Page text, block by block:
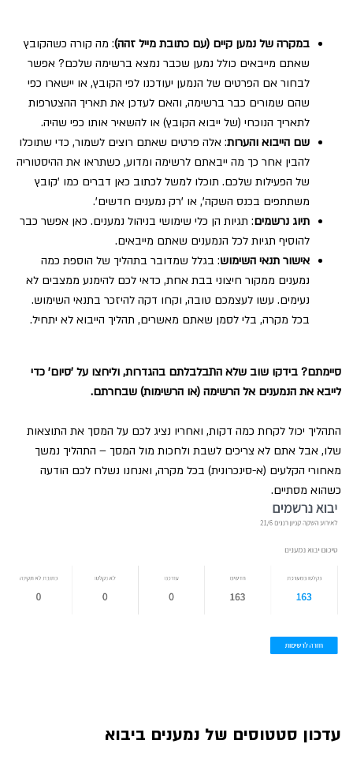
במקרה של נמען קיים (עם כתובת מייל זהה): מה קורה כשהקובץ
שאתם מייבאים כולל נמען שכבר נמצא ברשימה שלכם? אפשר
לבחור אם הפרטים של הנמען יעודכנו לפי הקובץ, או יישארו כפי
שהם שמורים כבר ברשימה, והאם לעדכן את תאריך ההצטרפות
לתאריך הנוכחי (של ייבוא הקובץ) או להשאיר אותו כפי שהיה.
שם הייבוא והערות: אלה פרטים שאתם רוצים לשמור, כדי שתוכלו
להבין אחר כך מה ייבאתם לרשימה ומדוע, כשתראו את ההיסטוריה
של הפעילות שלכם. תוכלו למשל לכתוב כאן דברים כמו 'קובץ
משתתפים בכנס השקה', או 'רק נמענים חדשים'.
תיוג נרשמים: תגיות הן כלי שימושי בניהול נמענים. כאן אפשר כבר
להוסיף תגיות לכל הנמענים שאתם מייבאים.
אישור תנאי השימוש: בגלל שמדובר בתהליך של הוספת כמה
נמענים ממקור חיצוני בבת אחת, כדאי לכם להימנע ממצבים לא
נעימים. עשו לעצמכם טובה, וקחו דקה להיזכר בתנאי השימוש.
בכל מקרה, בלי לסמן שאתם מאשרים, תהליך הייבוא לא יתחיל.
סיימתם? בידקו שוב שלא התבלבלתם בהגדרות, וליחצו על 'סיום' כדי
לייבא את הנמענים אל הרשימה (או הרשימות) שבחרתם.
התהליך יכול לקחת כמה דקות, ואחריו נציג לכם על המסך את התוצאות
שלו, אבל אתם לא צריכים לשבת ולחכות מול המסך – התהליך נמשך
מאחורי הקלעים (א-סינכרונית) בכל מקרה, ואנחנו נשלח לכם הודעה
כשהוא מסתיים.
עדכון סטטוסים של נמענים ביבוא